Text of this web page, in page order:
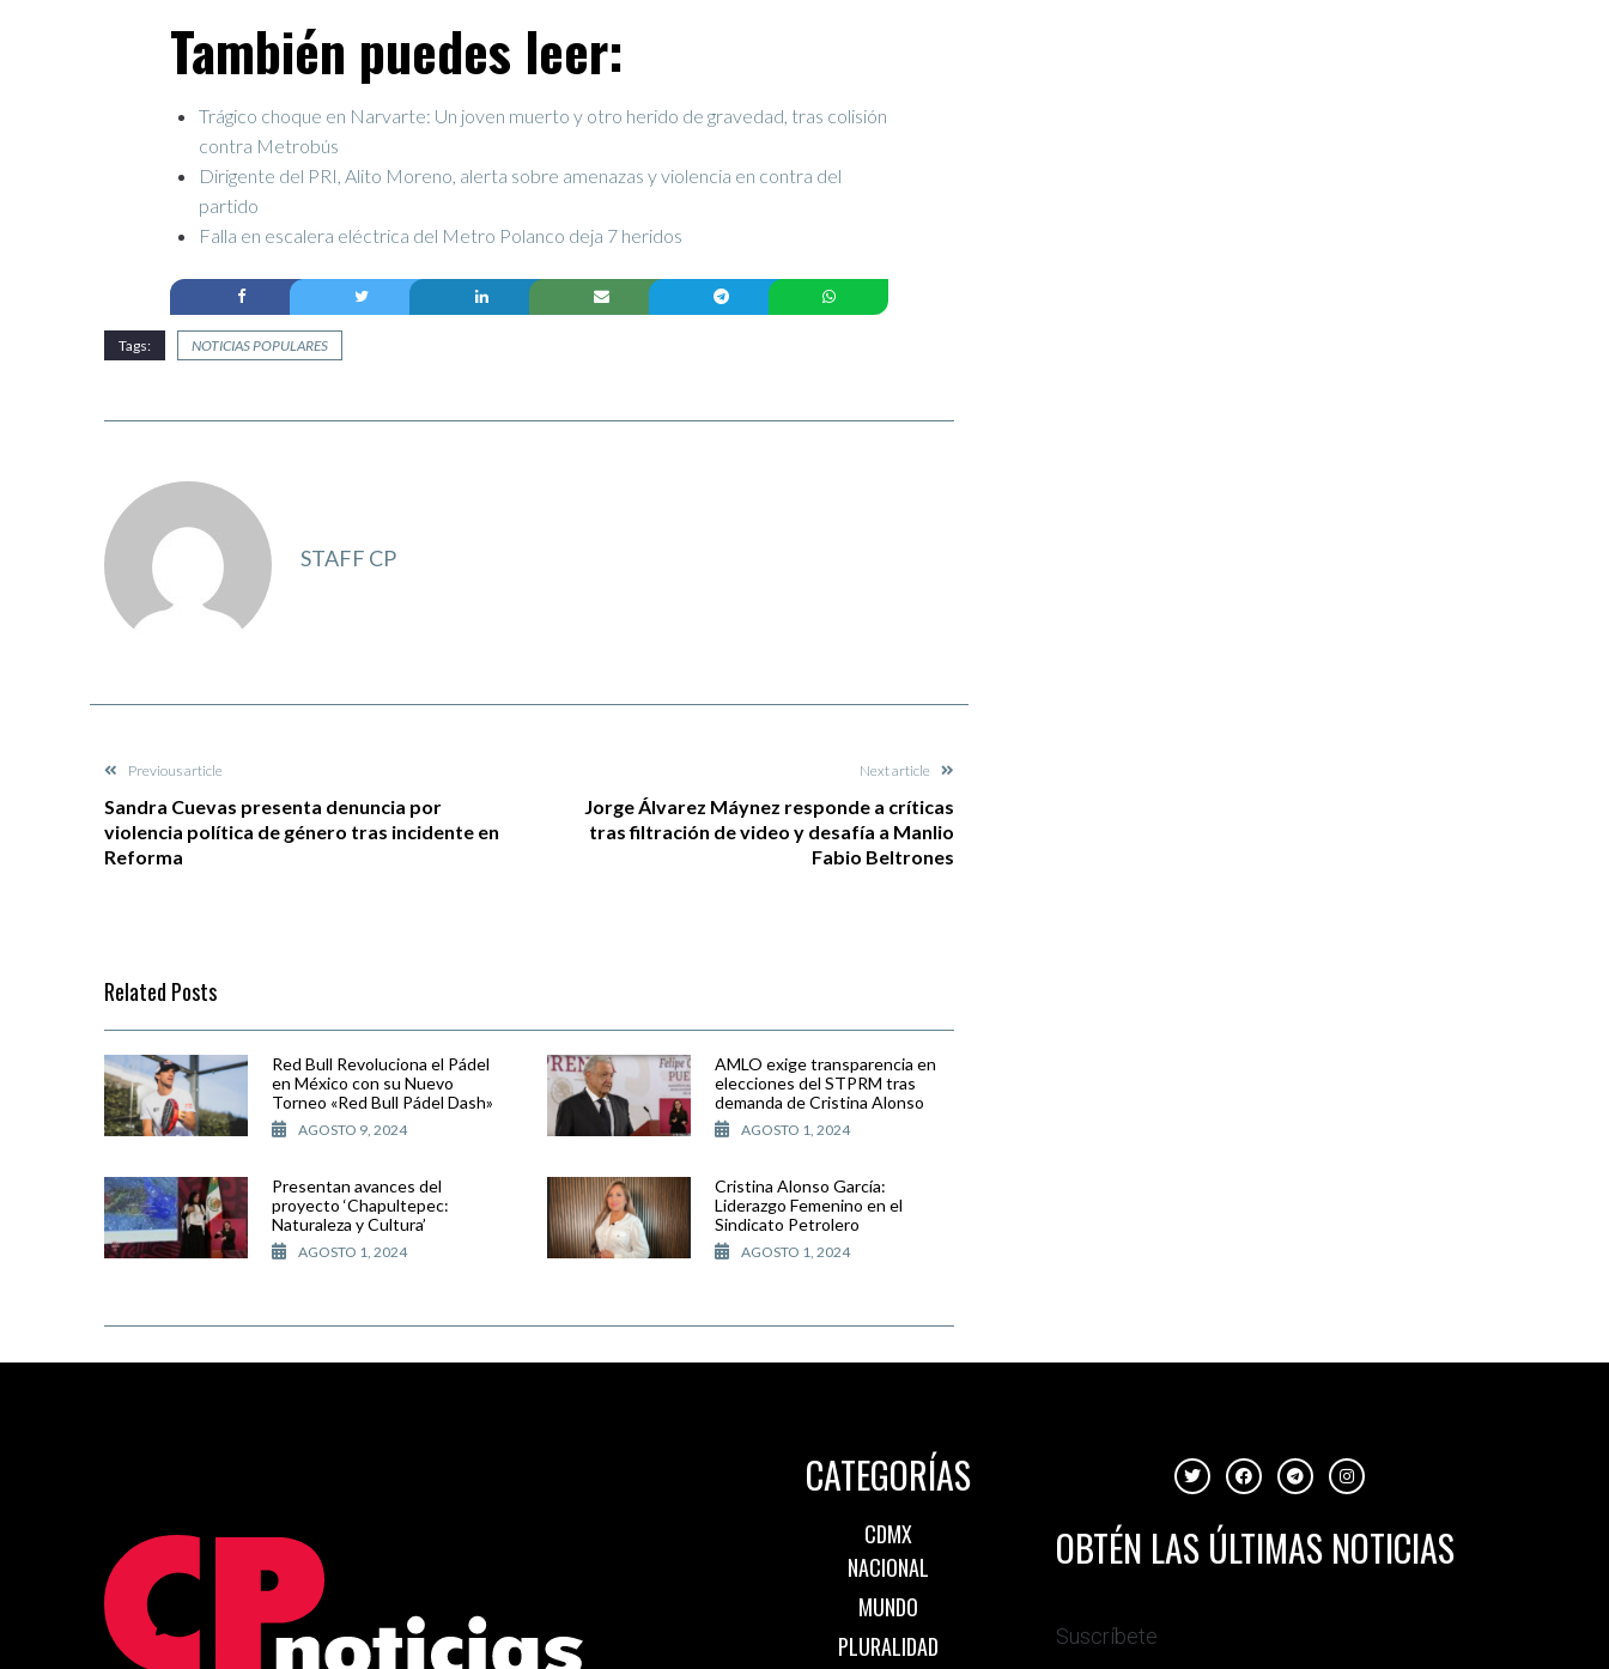
También puedes leer:
Trágico choque en Narvarte: Un joven muerto y otro herido de gravedad, tras colisión
contra Metrobús
Dirigente del PRI, Alito Moreno, alerta sobre amenazas y violencia en contra del
partido
Falla en escalera eléctrica del Metro Polanco deja 7 heridos
Tags: NOTICIAS POPULARES
STAFF CP
Previous article
Sandra Cuevas presenta denuncia por
violencia política de género tras incidente en
Reforma
Next article
Jorge Álvarez Máynez responde a críticas
tras filtración de video y desafía a Manlio
Fabio Beltrones
Related Posts
Red Bull Revoluciona el Pádel
en México con su Nuevo
Torneo «Red Bull Pádel Dash»
AGOSTO 9, 2024
AMLO exige transparencia en
elecciones del STPRM tras
demanda de Cristina Alonso
AGOSTO 1, 2024
Presentan avances del
proyecto ‘Chapultepec:
Naturaleza y Cultura’
AGOSTO 1, 2024
Cristina Alonso García:
Liderazgo Femenino en el
Sindicato Petrolero
AGOSTO 1, 2024
CATEGORÍAS
CDMX
NACIONAL
MUNDO
PLURALIDAD
OBTÉN LAS ÚLTIMAS NOTICIAS
Suscríbete